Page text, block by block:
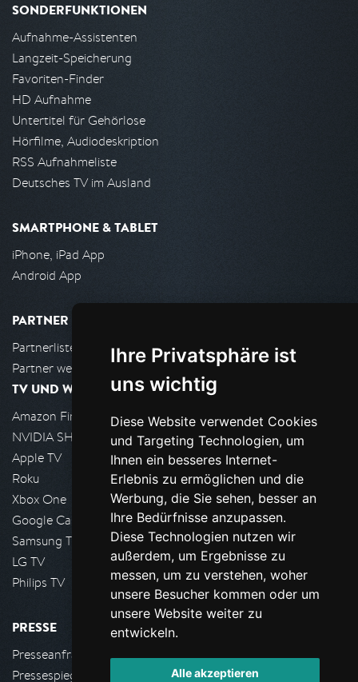
Ihre Privatsphäre ist
uns wichtig
Diese Website verwendet Cookies
und Targeting Technologien, um
Ihnen ein besseres Internet-
Erlebnis zu ermöglichen und die
Werbung, die Sie sehen, besser an
Ihre Bedürfnisse anzupassen.
Diese Technologien nutzen wir
außerdem, um Ergebnisse zu
messen, um zu verstehen, woher
unsere Besucher kommen oder um
unsere Website weiter zu
entwickeln.
Alle akzeptieren
SONDERFUNKTIONEN
Aufnahme-Assistenten
Langzeit-Speicherung
Favoriten-Finder
HD Aufnahme
Untertitel für Gehörlose
Hörfilme, Audiodeskription
RSS Aufnahmeliste
Deutsches TV im Ausland
SMARTPHONE & TABLET
iPhone, iPad App
Android App
PARTNER
Partnerliste
Partner werden
TV UND WOHNZIMMER
Amazon FireTV
NVIDIA SHIELD, Google TV
Apple TV
Roku
Xbox One
Google Cast
Samsung TV
LG TV
Philips TV
PRESSE
Presseanfrage stellen
Pressespiegel